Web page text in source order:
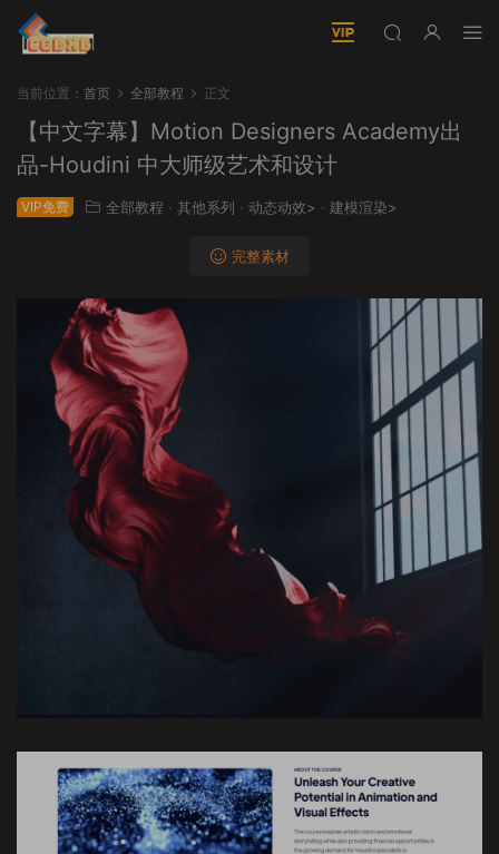
当前位置： 首页 全部教程 正文
【中文字幕】Motion Designers Academy出
品-Houdini 中大师级艺术和设计
VIP免费 全部教程 · 其他系列 · 动态动效> · 建模渲染>
完整素材